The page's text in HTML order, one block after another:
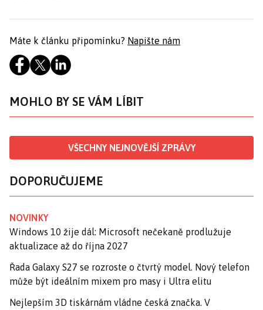
Máte k článku připomínku? Napište nám
MOHLO BY SE VÁM LÍBIT
VŠECHNY NEJNOVĚJŠÍ ZPRÁVY
DOPORUČUJEME
NOVINKY
Windows 10 žije dál: Microsoft nečekaně prodlužuje
aktualizace až do října 2027
Řada Galaxy S27 se rozroste o čtvrtý model. Nový telefon
může být ideálním mixem pro masy i Ultra elitu
Nejlepším 3D tiskárnám vládne česká značka. V